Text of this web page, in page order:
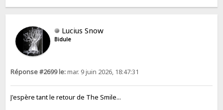
Lucius Snow
Bidule
Réponse #2699 le:mar. 9 juin 2026, 18:47:31
J'espère tant le retour de The Smile...